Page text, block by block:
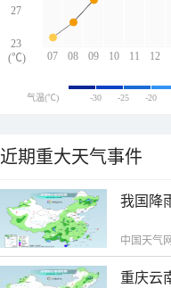
07 08 09 10 11 12
27
23
(℃)
气温(℃) -30 -25 -20
近期重大天气事件
我国降
中国天气
重庆云